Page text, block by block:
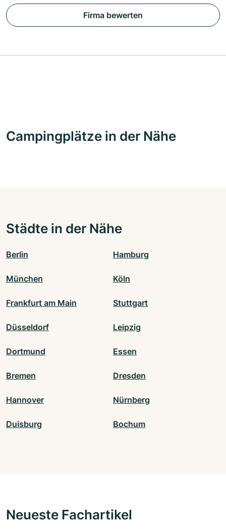
Firma bewerten
Campingplätze in der Nähe
Städte in der Nähe
Berlin Hamburg
München Köln
Frankfurt am Main Stuttgart
Düsseldorf Leipzig
Dortmund Essen
Bremen Dresden
Hannover Nürnberg
Duisburg Bochum
Neueste Fachartikel